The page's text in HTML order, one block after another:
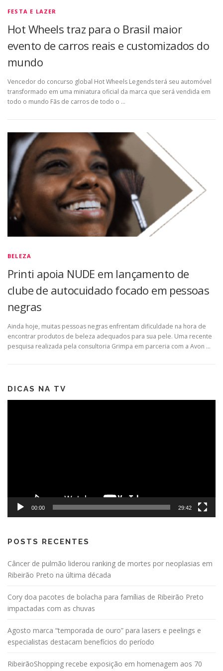
FESTA E LAZER
Hot Wheels traz para o Brasil maior
evento de carros reais e customizados do
mundo
Vencedor do concurso global Hot Wheels Legends terá seu automóvel
transformado em uma miniatura oficial da marca que será vendida em
todo o mundo Fãs de carros de todo o …
BELEZA
Printi apoia NUDE em lançamento de
clube de autocuidado focado em pessoas
negras
Ainda hoje, muitas pessoas negras enfrentam dificuldade na hora de
encontrar produtos de beleza adequados para sua pele. Uma recente
pesquisa realizada pela consultoria Grimpa em parceria com a Avon …
DICAS NA TV
00:00 29:42
POSTS RECENTES
Câncer de pulmão liderou ranking de mortes por neoplasias em
Ribeirão Preto na última década
Cory doa pacotes de bolacha para famílias de Ribeirão Preto
impactadas com as chuvas
Agosto marca “temporada de ouro” para lasers e peelings e
especialistas destacam benefícios do período
RibeirãoShopping recebe exposição em homenagem aos 70